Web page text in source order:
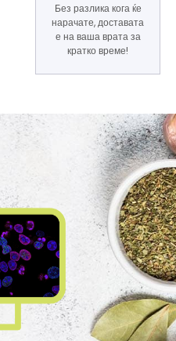
Без разлика кога ќе
нарачате, доставата
е на ваша врата за
кратко време!